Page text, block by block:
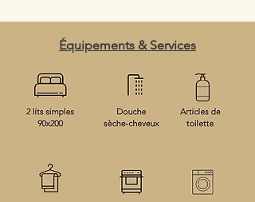
Équipements & Services